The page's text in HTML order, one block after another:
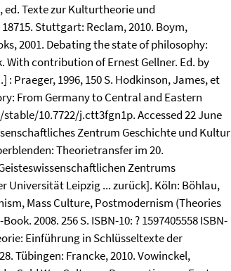
Texte zur Kulturtheorie und
Stuttgart: Reclam, 2010. Boym,
2001. Debating the state of philosophy:
With contribution of Ernest Gellner. Ed. by
Praeger, 1996, 150 S. Hodkinson, James, et
From Germany to Central and Eastern
10.7722/j.ctt3fgn1p. Accessed 22 June
Zentrum Geschichte und Kultur
Theorietransfer im 20.
Zentrums
Universität Leipzig ... zurück]. Köln: Böhlau,
Mass Culture, Postmodernism (Theories
2008. 256 S. ISBN-10: ? 1597405558 ISBN-
Einführung in Schlüsseltexte der
Tübingen: Francke, 2010. Vowinckel,